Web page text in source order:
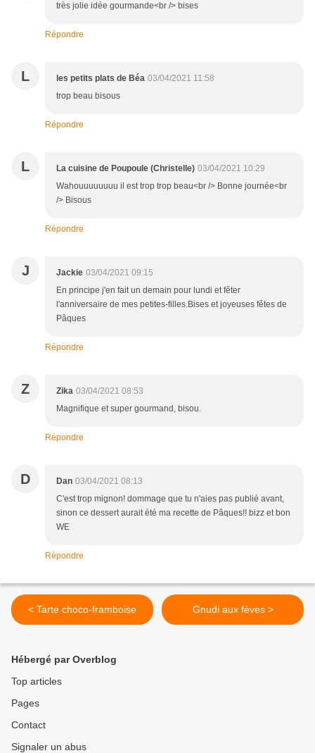
très jolie idée gourmande<br /> bises
Répondre
L les petits plats de Béa 03/04/2021 11:58
trop beau bisous
Répondre
L La cuisine de Poupoule (Christelle) 03/04/2021 10:29
Wahouuuuuuuu il est trop trop beau<br /> Bonne journée<br
/> Bisous
Répondre
J Jackie 03/04/2021 09:15
En principe j'en fait un demain pour lundi et fêter
l'anniversaire de mes petites-filles.Bises et joyeuses fêtes de
Pâques
Répondre
Z Zika 03/04/2021 08:53
Magnifique et super gourmand, bisou.
Répondre
D Dan 03/04/2021 08:13
C'est trop mignon! dommage que tu n'aies pas publié avant,
sinon ce dessert aurait été ma recette de Pâques!! bizz et bon
WE
Répondre
< Tarte choco-framboise Gnudi aux fèves >
Hébergé par Overblog
Top articles
Pages
Contact
Signaler un abus